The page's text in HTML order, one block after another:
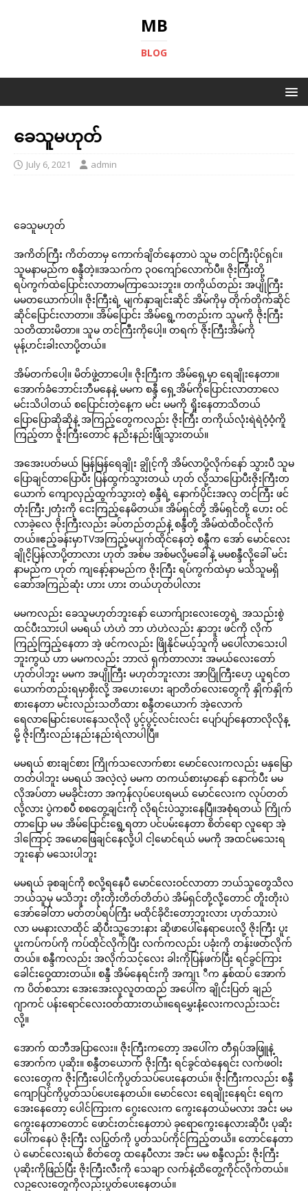
MB
BLOG
ခေသူမဟုတ်
July 6, 2021 admin
ခေသူမဟုတ်
အကိတ်ကြီး ကိတ်တာမှ ကောက်ချိတ်နေတာပဲ သူမ တင်ကြီးပိုင်ရှင်။
သူမနာမည်က စန္ဒီတဲ့။အသက်က ၃ဝကျော်လောက်ပီ။ ဇိုးကြီးတို့
ရပ်ကွက်ထဲပြောင်းလာတာမကြာသေးဘူး။ တကိုယ်တည်း အပျိုကြီး
မမတယောက်ပါ။ ဇိုးကြီးရဲ့ မျက်နှာချင်းဆိုင် အိမ်ကိုမှ တိုက်တိုက်ဆိုင်
ဆိုင်ပြောင်းလာတာ။ အိမ်ပြောင်း အိမ်ရွေ့ကတည်းက သူမကို ဇိုးကြီး
သတိထားမိတာ။ သူမ တင်ကြီးကိုပေါ့။ တရက် ဇိုးကြီးအိမ်ကို
မုန့်ဟင်းခါးလာပို့တယ်။
အိမ်တက်ပေါ့။ မိတ်ဖွဲ့တာပေါ့။ ဇိုးကြီးက အိမ်ရှေ့မှာ ရေချိုးနေတာ။
အောက်ခံဘောင်းဘီမနေနဲ့ မမက စန္ဒီ ရှေ့အိမ်ကိုပြောင်းလာတာလေ
မင်းသိပါတယ် စပြောင်းတဲ့နေ့က မင်း မမကို ရှိုးနေတာသိတယ်
ပြောပြောဆိုဆိုနဲ့ အကြည့်တွေကလည်း ဇိုးကြီး တကိုယ်လုံးရဲရဲဝံ့ဝံ့ကိူ
ကြည့်တာ ဇိူးကြီးတောင် နညိးနည်းဖြုံသွားတယ်။
အအေးပတ်မယ် မြန်မြန်ရေချိုး ချွိုင့်ကို အိမ်လာပို့လိုက်နော် သွားပီ သူမ
ပြောချင်တာပြောပီး ပြန်ထွက်သွားတယ် ဟုတ် လို့သာပြောပီးဇိုးကြီးတ
ယောက် ကျောလှည့်ထွက်သွားတဲ့ စန္ဒီရဲ့ နောက်ပိုင်းအလှ တင်ကြီး ဖင်
တုံးကြီး၂တုံးကို ငေးကြည့်နေမိတယ်။ အိမ်ရှင်တို့ အိမ်ရှင်တို့ ဟေး ဝင်
လာခဲ့လေ ဇိုးကြီးလည်း ခပ်တည်တည်နဲ့ စန္ဒီတို့ အိမ်ထဲထိဝင်လိုက်
တယ်။ဧည့်ခန်းမှာTVအကြည့်မပျက်ထိုင်နေတဲ့ စန္ဒီက အော် မောင်လေး
ချိုငိ့ပြန်လာပို့တာလား ဟုတ် အစ်မ အစ်မလို့မခေါ်နဲ့ မမစန္ဒီလို့ခေါ် မင်း
နာမည်က ဟုတ် ကျနော့်နာမည်က ဇိုးကြီး ရပ်ကွက်ထဲမှာ မသိသူမရှိ
ဆော်အကြည်ဆုံး ဟား ဟား တယ်ဟုတ်ပါလား
မမကလည်း ခေသူမဟုတ်ဘူးနော် ယောက်ျားလေးတွေရဲ့ အသည်းစွဲ
ထင်ပီးသားပါ မမရယ် ဟဲဟဲ ဘာ ဟဲဟဲလည်း နှာဘူး ဖင်ကို လိုက်
ကြည့်ကြည့်နေတာ အဲ့ ဖင်ကလည်း ဖြိုနိုင်မယ့်သူကို မပေါ်လာသေးပါ
ဘူးကွယ် ဟာ မမကလည်း ဘာလဲ ရှက်တာလား အမယ်လေးတော်
ဟုတ်ပါဘူး မမက အပျိုကြီး မဟုတ်ဘူးလား အာပြိုကြီးဟေ့ ယူရင်တ
ယောက်တည်းရမှာစိုးလို့ အဟေးဟေး ချာတိတ်လေးတွေကို နှိုက်နှိုက်
စားနေတာ မင်းလည်းသတိထား စန္ဒီတယောက် အဲ့လောက်
ရေလာမြောင်းပေးနေသလိုလို ပွင့်ပွင့်လင်းလင်း ပျော်ပျာ်နေတာလိုလိုန့
မို့ ဇိုးကြီးလည်းနည်းနည်းရဲလာပါပြီ။
မမရယ် စားချင်စား ကြိုက်သလောက်စား မောင်လေးကလည်း မနှမြော
တတ်ပါဘူး မမရယ် အလဲ့လဲ့ မမက တကယ်စားမှာနော် နောက်ပီး မမ
လိုအပ်တာ မမခိုင်းတာ အကုန်လုပ်ပေးရမယ် မောင်လေးက လုပ်တတ်
လို့လား ပွဲကစပီ စစတွေ့ချင်းကို လိုရင်းပဲသွားနေပြီ။အစုံရတယ် ကြိုက်
တာပြော မမ အိမ်ပြောင်းရွေ့ရတာ ပင်ပမ်းနေတာ စိတ်ရော လူရော အဲ့
ဒါကြောင့် အမောဖြေချင်နေလို့ပါ ငါ့မောင်ရယ် မမကို အထင်မသေးရ
ဘူးနော် မသေးပါဘူး
မမရယ် ခုစချင်ကို စလို့ရနေပီ မောင်လေးဝင်လာတာ ဘယ်သူတွေသိလ
ဘယ်သူမှ မသိဘူး တိုးတိုးတိတ်တိတ်ပဲ အိမ်ရှင်တို့လို့တောင် တိူးတိုးပဲ
အော်ခေါ်တာ မတ်တပ်ရပ်ကြီး မထိုင်ခိုငိးတော့ဘူးလား ဟုတ်သားပဲ
လာ မမနားလာထိုင် ဆိုပီးသူ့ဘေးနား ဆိုဖာပေါ်နေရာပေးလို့ ဇိုးကြီး ပူး
ပူးကပ်ကပ်ကို ကပ်ထိုင်လိုက်ပြီး လက်ကလည်း ပခုံးကို တန်းဖတ်လိုက်
တယ်။ စန္ဒီကလည်း အလိုက်သင့်လေး ခါးကိုပြန်ဖက်ပြီး ရင်ခွင်ကြား
ခေါင်းဝှေ့ထားတယ်။ စန္ဒီ အိမ်နေရင်းကို အကျၤ ီက နှစ်ထပ် အောက်
က ပိတ်စသား အေးအေးလူလူတထည် အပေါ်က ချိုင်းပြတ် ချည်
ဂျာကင် ပန်းရောင်လေးဝတ်ထားတယ်။ရေမွှေးနံ့လေးကလည်းသင်း
လို့။
အောက် ထဘီအပြာလေး။ ဇိုးကြီးကတော့ အပေါ်က တီရှပ်အဖြူနဲ့
အောက်က ပုဆိုး။ စန္ဒီတယောက် ဇိုးကြီး ရင်ခွင်ထဲနေရင်း လက်ဖဝါး
လေးတွေက ဇိုးကြီးပေါင်ကိုပွတ်သပ်ပေးနေတယ်။ ဇိုးကြီးကလည်း စန္ဒီ
ကျောပြင်ကိုပွတ်သပ်ပေးနေတယ်။ မောင်လေး ရေချိုးနေရင်း ရေက
အေးနေတော့ ပေါင်ကြားက ဂွေးလေးက ကွေးနေတယ်မလား အင်း မမ
ကွေးနေတာတောင် ဖောင်းတင်းနေတာပဲ ခုရောကွေးနေလားဆိုပီး ပုဆိုး
ပေါ်ကနေပဲ ဇိုးကြီး လပြွတ်ကို ပွတ်သပ်ကိုင်ကြည့်တယိ။ တောင်နေတာ
ပဲ မောင်လေးရယ် စိတ်တွေ ထနေပီလား အင်း မမ စန္ဒီလည်း ဇိုးကြီး
ပုဆိုးကိုဖြည်ပြီး ဇိုးကြီးလီးကို သေချာ လက်နဲ့ထိတွေ့ကိုင်လိုက်တယ်။
လဥလေးတွေကိုလည်းပွတ်ပေးနေတယ်။